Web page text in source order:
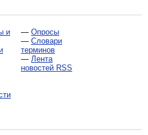
и
— Опросы
— Словари
терминов
— Лента
новостей RSS